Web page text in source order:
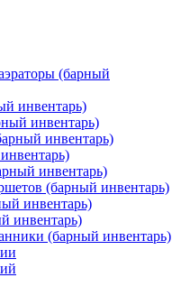
(барный
инвентарь)
инвентарь)
инвентарь)
инвентарь)
(барный инвентарь)
инвентарь)
инвентарь)
(барный инвентарь)